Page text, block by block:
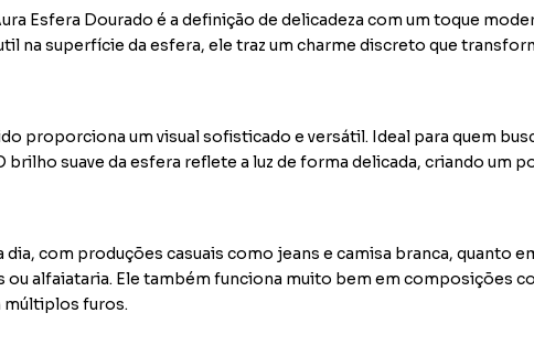
Esfera Dourado é a definição de delicadeza com um toque
na superfície da esfera, ele traz um charme discreto que
proporciona um visual sofisticado e versátil. Ideal para quem
suave da esfera reflete a luz de forma delicada, criando um
com produções casuais como jeans e camisa branca, quanto
alfaiataria. Ele também funciona muito bem em composições
múltiplos furos.